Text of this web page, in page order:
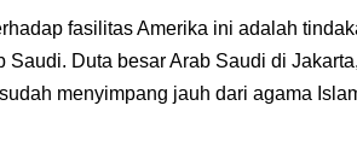
fasilitas Amerika ini adalah
Saudi. Duta besar Arab Saudi di
menyimpang jauh dari agama